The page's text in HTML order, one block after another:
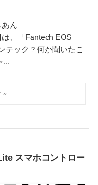
ん
は、「Fantech EOS
テック？何か聞いたこ
...
スマホコントロー